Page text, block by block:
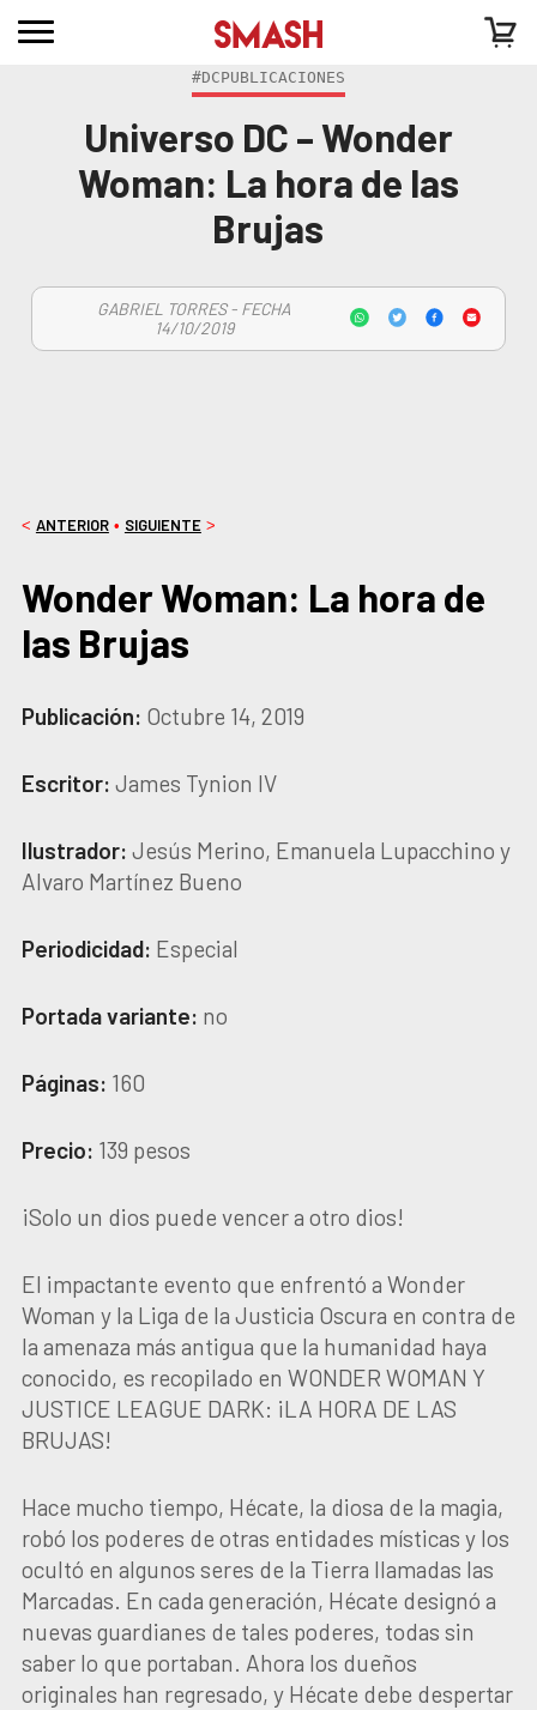
#DCPUBLICACIONES
Universo DC – Wonder
Woman: La hora de las
Brujas
GABRIEL TORRES - FECHA
14/10/2019
< ANTERIOR• SIGUIENTE>
Wonder Woman: La hora de
las Brujas
Publicación: Octubre 14, 2019
Escritor: James Tynion IV
Ilustrador: Jesús Merino, Emanuela Lupacchino y
Alvaro Martínez Bueno
Periodicidad: Especial
Portada variante: no
Páginas: 160
Precio: 139 pesos
¡Solo un dios puede vencer a otro dios!
El impactante evento que enfrentó a Wonder
Woman y la Liga de la Justicia Oscura en contra de
la amenaza más antigua que la humanidad haya
conocido, es recopilado en WONDER WOMAN Y
JUSTICE LEAGUE DARK: ¡LA HORA DE LAS
BRUJAS!
Hace mucho tiempo, Hécate, la diosa de la magia,
robó los poderes de otras entidades místicas y los
ocultó en algunos seres de la Tierra llamadas las
Marcadas. En cada generación, Hécate designó a
nuevas guardianes de tales poderes, todas sin
saber lo que portaban. Ahora los dueños
originales han regresado, y Hécate debe despertar